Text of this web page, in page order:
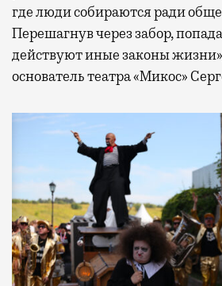
где люди собираются ради
Перешагнув через забор,
действуют иные законы
основатель театра «Микос»